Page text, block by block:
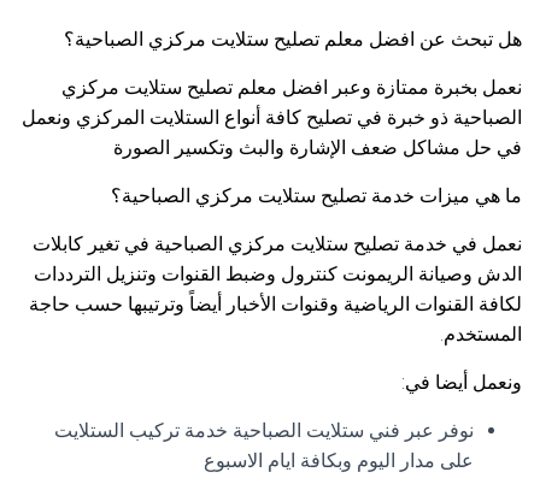
هل تبحث عن افضل معلم تصليح ستلايت مركزي الصباحية؟
نعمل بخبرة ممتازة وعبر افضل معلم تصليح ستلايت مركزي
الصباحية ذو خبرة في تصليح كافة أنواع الستلايت المركزي ونعمل
في حل مشاكل ضعف الإشارة والبث وتكسير الصورة
ما هي ميزات خدمة تصليح ستلايت مركزي الصباحية؟
نعمل في خدمة تصليح ستلايت مركزي الصباحية في تغير كابلات
الدش وصيانة الريمونت كنترول وضبط القنوات وتنزيل الترددات
لكافة القنوات الرياضية وقنوات الأخبار أيضاً وترتيبها حسب حاجة
المستخدم.
ونعمل أيضا في:
نوفر عبر فني ستلايت الصباحية خدمة تركيب الستلايت
على مدار اليوم وبكافة ايام الاسبوع